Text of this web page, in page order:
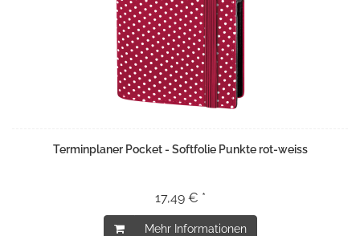
Terminplaner Pocket - Softfolie Punkte rot-weiss
17,49 € *
Mehr Informationen